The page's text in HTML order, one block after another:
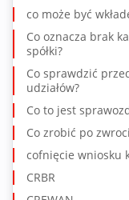
co może być
Co oznacza brak
spółki?
Co sprawdzić
udziałów?
Co to jest
Co zrobić po
cofnięcie wniosku
CRBR